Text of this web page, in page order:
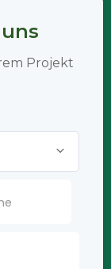
Projekt